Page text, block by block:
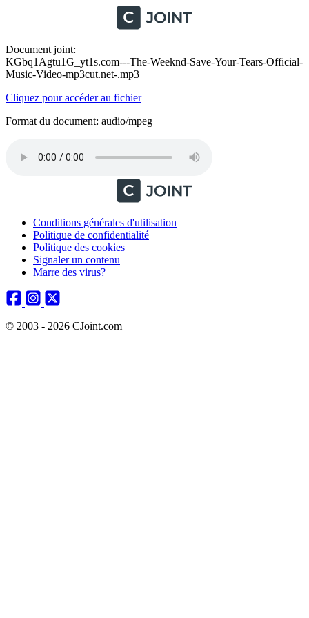
Document joint:
KGbq1Agtu1G_yt1s.com---The-Weeknd-Save-Your-Tears-Official-
Music-Video-mp3cut.net-.mp3
Cliquez pour accéder au fichier
Format du document: audio/mpeg
Conditions générales d'utilisation
Politique de confidentialité
Politique des cookies
Signaler un contenu
Marre des virus?
© 2003 - 2026 CJoint.com